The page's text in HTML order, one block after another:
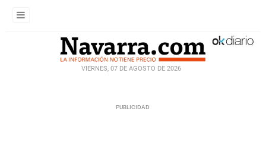
VIERNES, 07 DE AGOSTO DE 2026